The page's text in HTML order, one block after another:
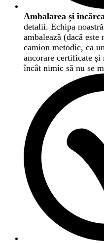
Ambalarea și
detalii. Echipa
ambalează (dacă
camion metodic, ca
ancorare certificate
încât nimic să nu se